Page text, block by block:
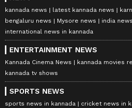
kannada news latest kannada news
bengaluru news
Mysore news
india
international news in kannada
ENTERTAINMENT NEWS
Kannada Cinema News kannada movies
kannada tv shows
SPORTS NEWS
sports news in kannada
cricket news in